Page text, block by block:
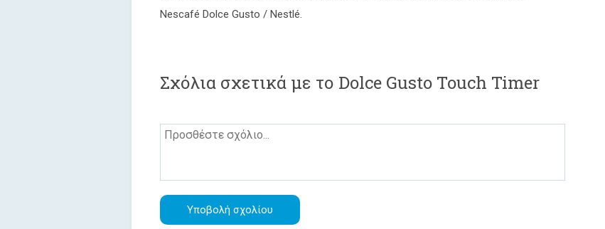
Nescafé Dolce Gusto / Nestlé.
Σχόλια σχετικά με το Dolce Gusto Touch Timer